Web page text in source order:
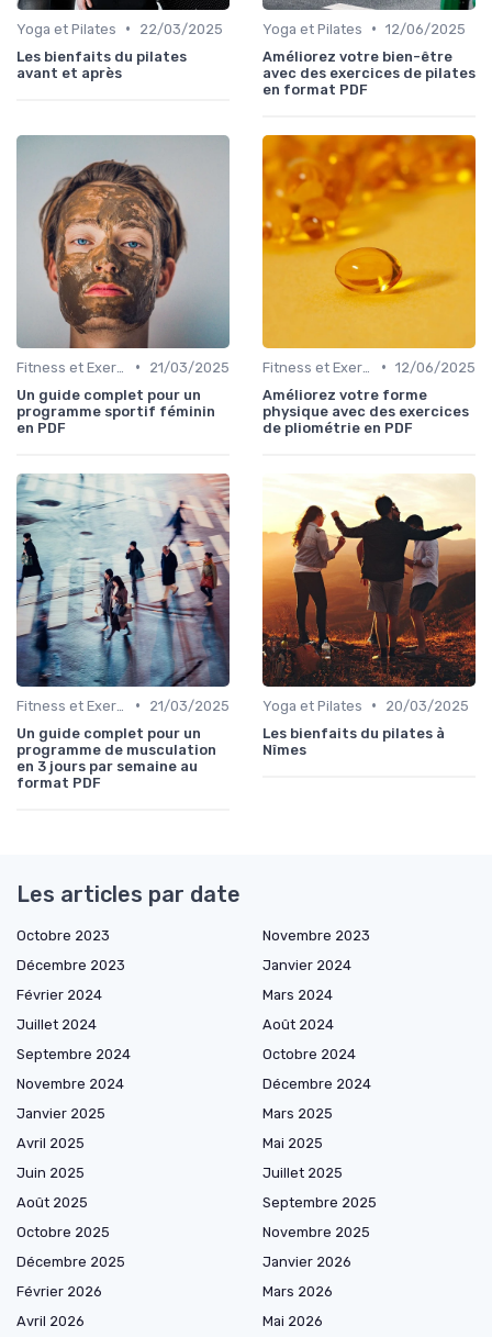
Yoga et Pilates •
22/03/2025
Les bienfaits du pilates
avant et après
Yoga et Pilates • 12/06/2025
Améliorez votre bien-être
avec des exercices de pilates
en format PDF
•
21/03/2025
Un guide complet pour un
programme sportif féminin
en PDF
• 12/06/2025
Améliorez votre forme
physique avec des exercices
de pliométrie en PDF
•
21/03/2025
Un guide complet pour un
programme de musculation
en 3 jours par semaine au
format PDF
Yoga et Pilates •
20/03/2025
Les bienfaits du pilates à
Nîmes
Les articles par date
Octobre 2023
Novembre 2023
Décembre 2023
Janvier 2024
Février 2024
Mars 2024
Juillet 2024
Août 2024
Septembre 2024
Octobre 2024
Novembre 2024
Décembre 2024
Janvier 2025
Mars 2025
Avril 2025
Mai 2025
Juin 2025
Juillet 2025
Août 2025
Septembre 2025
Octobre 2025
Novembre 2025
Décembre 2025
Janvier 2026
Février 2026
Mars 2026
Avril 2026
Mai 2026